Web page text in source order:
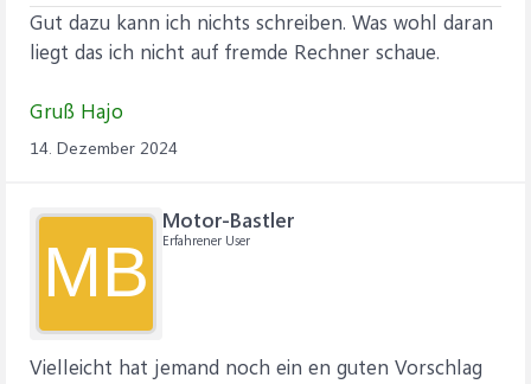
Gut dazu kann ich nichts schreiben. Was wohl daran
liegt das ich nicht auf fremde Rechner schaue.
Gruß Hajo
14. Dezember 2024
MB
Motor-Bastler
Erfahrener User
Vielleicht hat jemand noch ein en guten Vorschlag